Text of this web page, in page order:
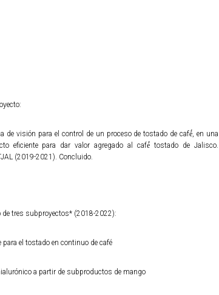
de visión para el control de un proceso de tostado de café́, en una
eficiente para dar valor agregado al café́ tostado de Jalisco.
(2019-2021). Concluido.
de tres subproyectos* (2018-2022):
para el tostado en continuo de café
a partir de subproductos de mango